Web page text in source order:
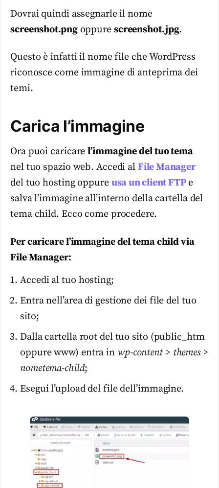
Dovrai quindi assegnarle il nome
screenshot.pngoppure screenshot.jpg.
Questo è infatti il nome file che WordPress
riconosce come immagine di anteprima dei
temi.
Carica l’immagine
Ora puoi caricarel’immagine del tuo tema
nel tuo spazio web. Accedi al File Manager
del tuo hosting oppure usa un client FTPe
salva l’immagine all’interno della cartella del
tema child. Ecco come procedere.
Per caricare l’immagine del tema child via
File Manager:
Accedi al tuo hosting;
Entra nell’area di gestione dei file del tuo
sito;
Dalla cartella root del tuo sito (public_htm
oppure www) entra in wp-content > themes >
nometema-child;
Esegui l’upload del file dell’immagine.